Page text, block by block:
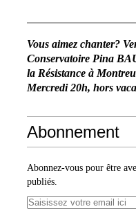
Vous aimez chanter?
Conservatoire Pina
la Résistance à
Mercredi 20h, hors
Abonnement
Abonnez-vous pour être
publiés.